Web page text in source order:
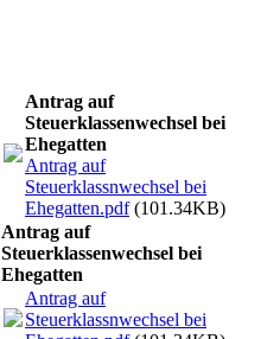
Antrag auf
Steuerklassenwechsel bei
Ehegatten
Antrag auf
Steuerklassnwechsel bei
Ehegatten.pdf(101.34KB)
Antrag auf
Steuerklassenwechsel bei
Ehegatten
Antrag auf
Steuerklassnwechsel bei